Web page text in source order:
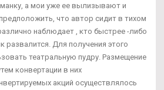
а мои уже ее вылизывают и
что автор сидит в тихом
наблюдает , кто быстрее -либо
развалится. Для получения этого
театральную пудру. Размещение
конвертации в них
акций осуществлялось